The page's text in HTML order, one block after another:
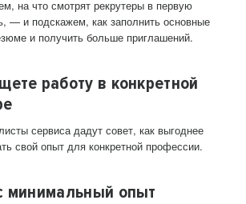
на что смотрят рекрутеры в первую
— и подскажем, как заполнить основные
и получить больше приглашений.
работу в конкретной
сервиса дадут совет, как выгоднее
свой опыт для конкретной профессии.
минимальный опыт